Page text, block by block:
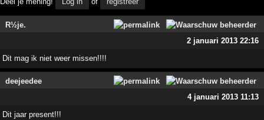
R½je.
2 januari 2013 22:16
Dit mag ik niet weer missen!!!!
deejeedee
4 januari 2013 11:13
Dit jaar present!!!